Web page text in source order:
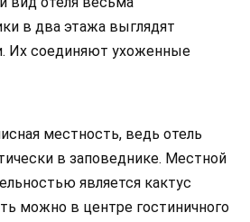
в два этажа выглядят
соединяют ухоженные
местность, ведь отель
в заповеднике. Местной
является кактус
можно в центре гостиничного